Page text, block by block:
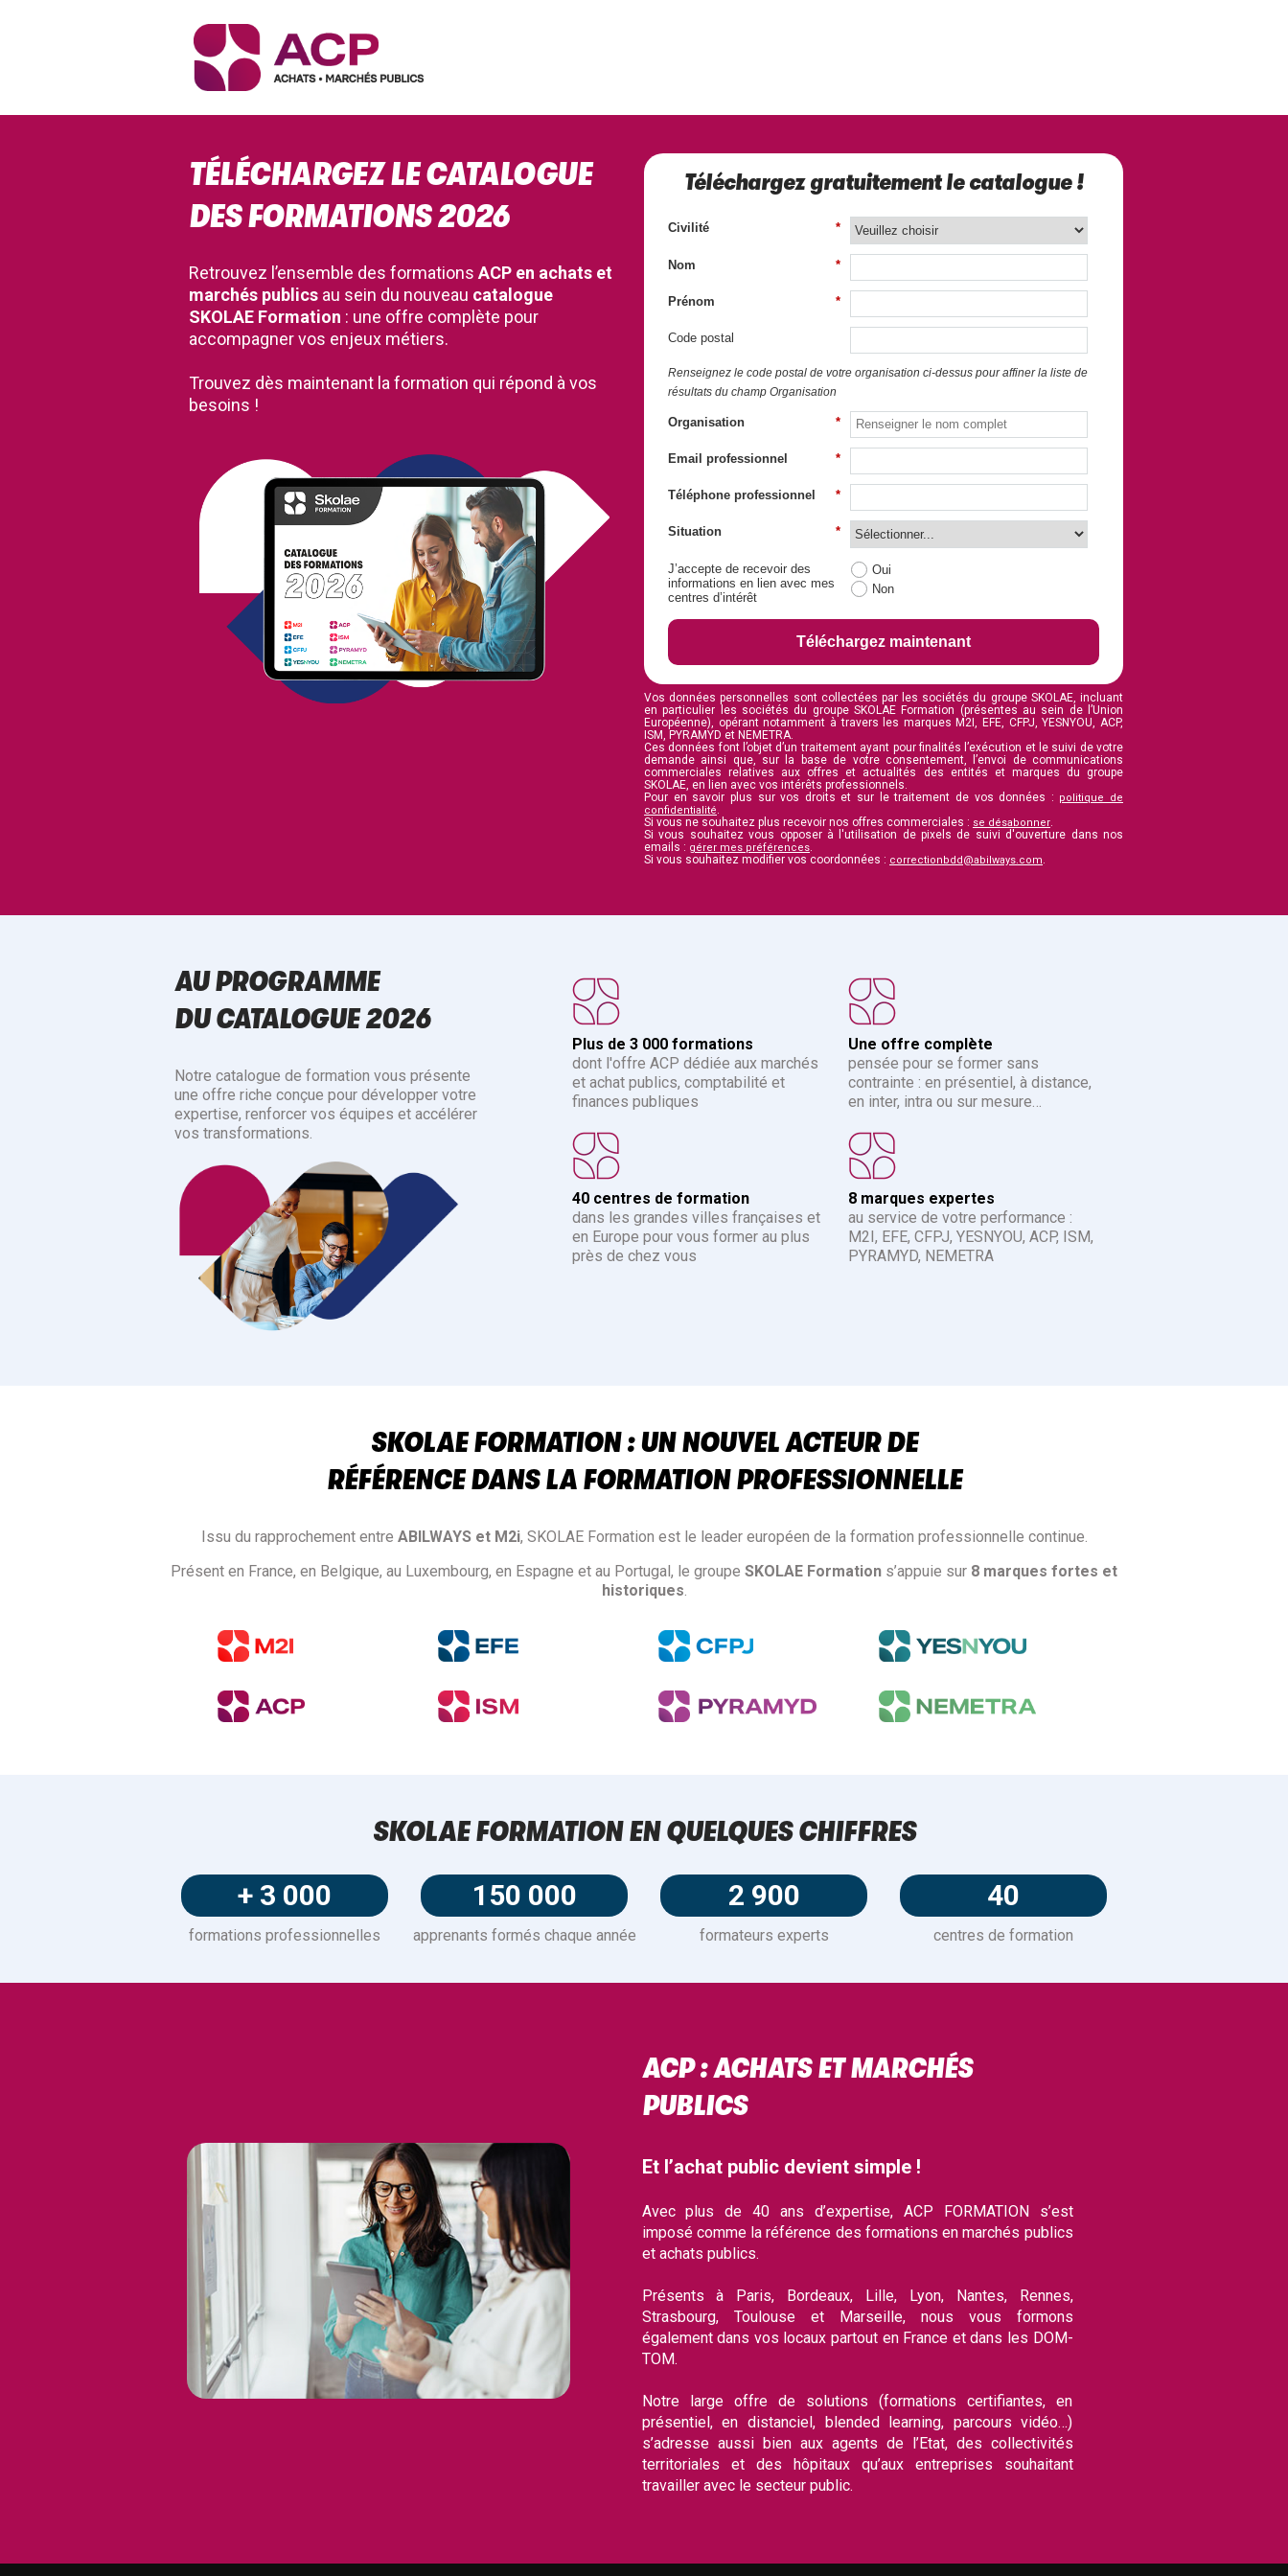
TÉLÉCHARGEZ LE CATALOGUE
DES FORMATIONS 2026
Retrouvez l’ensemble des formations ACP en achats et
marchés publics au sein du nouveau catalogue
SKOLAE Formation : une offre complète pour
accompagner vos enjeux métiers.
Trouvez dès maintenant la formation qui répond à vos
besoins !
Téléchargez gratuitement le catalogue !
*
Civilité
*
Nom
*
Prénom
Code postal
Renseignez le code postal de votre organisation ci-dessus pour affiner la liste de
résultats du champ Organisation
*
Organisation
*
Email professionnel
*
Téléphone professionnel
*
Situation
J’accepte de recevoir des
informations en lien avec mes
centres d’intérêt
Oui
Non
Téléchargez maintenant
Vos données personnelles sont collectées par les sociétés du groupe SKOLAE, incluant
en particulier les sociétés du groupe SKOLAE Formation (présentes au sein de l’Union
Européenne), opérant notamment à travers les marques M2I, EFE, CFPJ, YESNYOU, ACP,
ISM, PYRAMYD et NEMETRA.
Ces données font l’objet d’un traitement ayant pour finalités l’exécution et le suivi de votre
demande ainsi que, sur la base de votre consentement, l’envoi de communications
commerciales relatives aux offres et actualités des entités et marques du groupe
SKOLAE, en lien avec vos intérêts professionnels.
Pour en savoir plus sur vos droits et sur le traitement de vos données : politique de
confidentialité.
Si vous ne souhaitez plus recevoir nos offres commerciales : se désabonner.
Si vous souhaitez vous opposer à l'utilisation de pixels de suivi d'ouverture dans nos
emails : gérer mes préférences.
Si vous souhaitez modifier vos coordonnées : correctionbdd@abilways.com.
AU PROGRAMME
DU CATALOGUE 2026
Notre catalogue de formation vous présente
une offre riche conçue pour développer votre
expertise, renforcer vos équipes et accélérer
vos transformations.
Plus de 3 000 formations
dont l'offre ACP dédiée aux marchés
et achat publics, comptabilité et
finances publiques
40 centres de formation
dans les grandes villes françaises et
en Europe pour vous former au plus
près de chez vous
Une offre complète
pensée pour se former sans
contrainte : en présentiel, à distance,
en inter, intra ou sur mesure…
8 marques expertes
au service de votre performance :
M2I, EFE, CFPJ, YESNYOU, ACP, ISM,
PYRAMYD, NEMETRA
SKOLAE FORMATION : UN NOUVEL ACTEUR DE
RÉFÉRENCE DANS LA FORMATION PROFESSIONNELLE
Issu du rapprochement entre ABILWAYS et M2i, SKOLAE Formation est le leader européen de la formation professionnelle continue.
Présent en France, en Belgique, au Luxembourg, en Espagne et au Portugal, le groupe SKOLAE Formation s’appuie sur 8 marques fortes et
historiques.
SKOLAE FORMATION EN QUELQUES CHIFFRES
+ 3 000
formations professionnelles
150 000
apprenants formés chaque année
2 900
formateurs experts
40
centres de formation
ACP : ACHATS ET MARCHÉS
PUBLICS
Et l’achat public devient simple !
Avec plus de 40 ans d’expertise, ACP FORMATION s’est
imposé comme la référence des formations en marchés publics
et achats publics.
Présents à Paris, Bordeaux, Lille, Lyon, Nantes, Rennes,
Strasbourg, Toulouse et Marseille, nous vous formons
également dans vos locaux partout en France et dans les DOM-
TOM.
Notre large offre de solutions (formations certifiantes, en
présentiel, en distanciel, blended learning, parcours vidéo…)
s’adresse aussi bien aux agents de l’Etat, des collectivités
territoriales et des hôpitaux qu’aux entreprises souhaitant
travailler avec le secteur public.